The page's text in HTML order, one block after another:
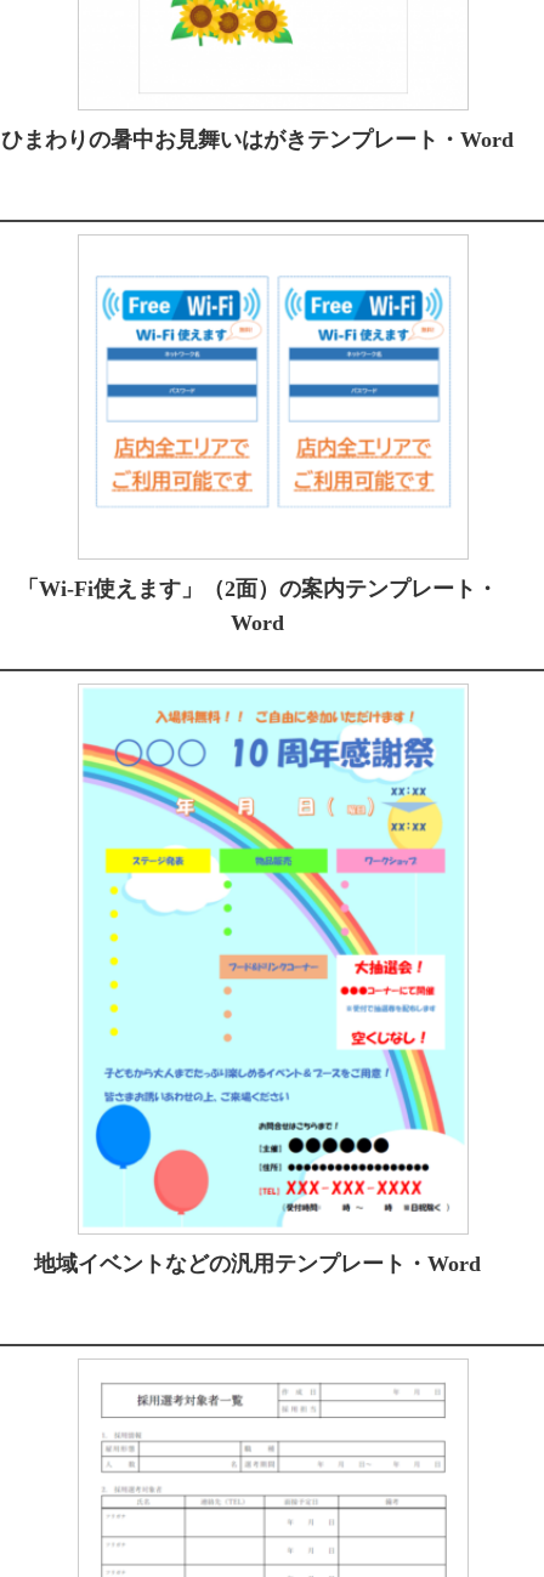
ひまわりの暑中お見舞いはがきテンプレート・Word
「Wi-Fi使えます」（2面）の案内テンプレート・
Word
地域イベントなどの汎用テンプレート・Word